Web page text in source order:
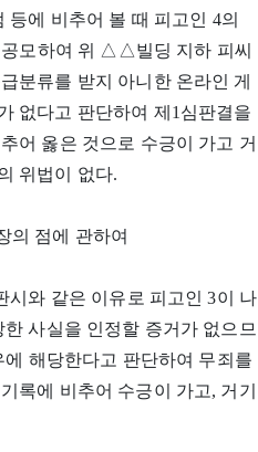
에 비추어 볼 때 피고인 4의
공모하여 위 △△빌딩 지하 피씨
분류를 받지 아니한 온라인 게
없다고 판단하여 제1심판결을
어 옳은 것으로 수긍이 가고 거
위법이 없다.
의 점에 관하여
시와 같은 이유로 피고인 3이 나
사실을 인정할 증거가 없으므
해당한다고 판단하여 무죄를
록에 비추어 수긍이 가고, 거기